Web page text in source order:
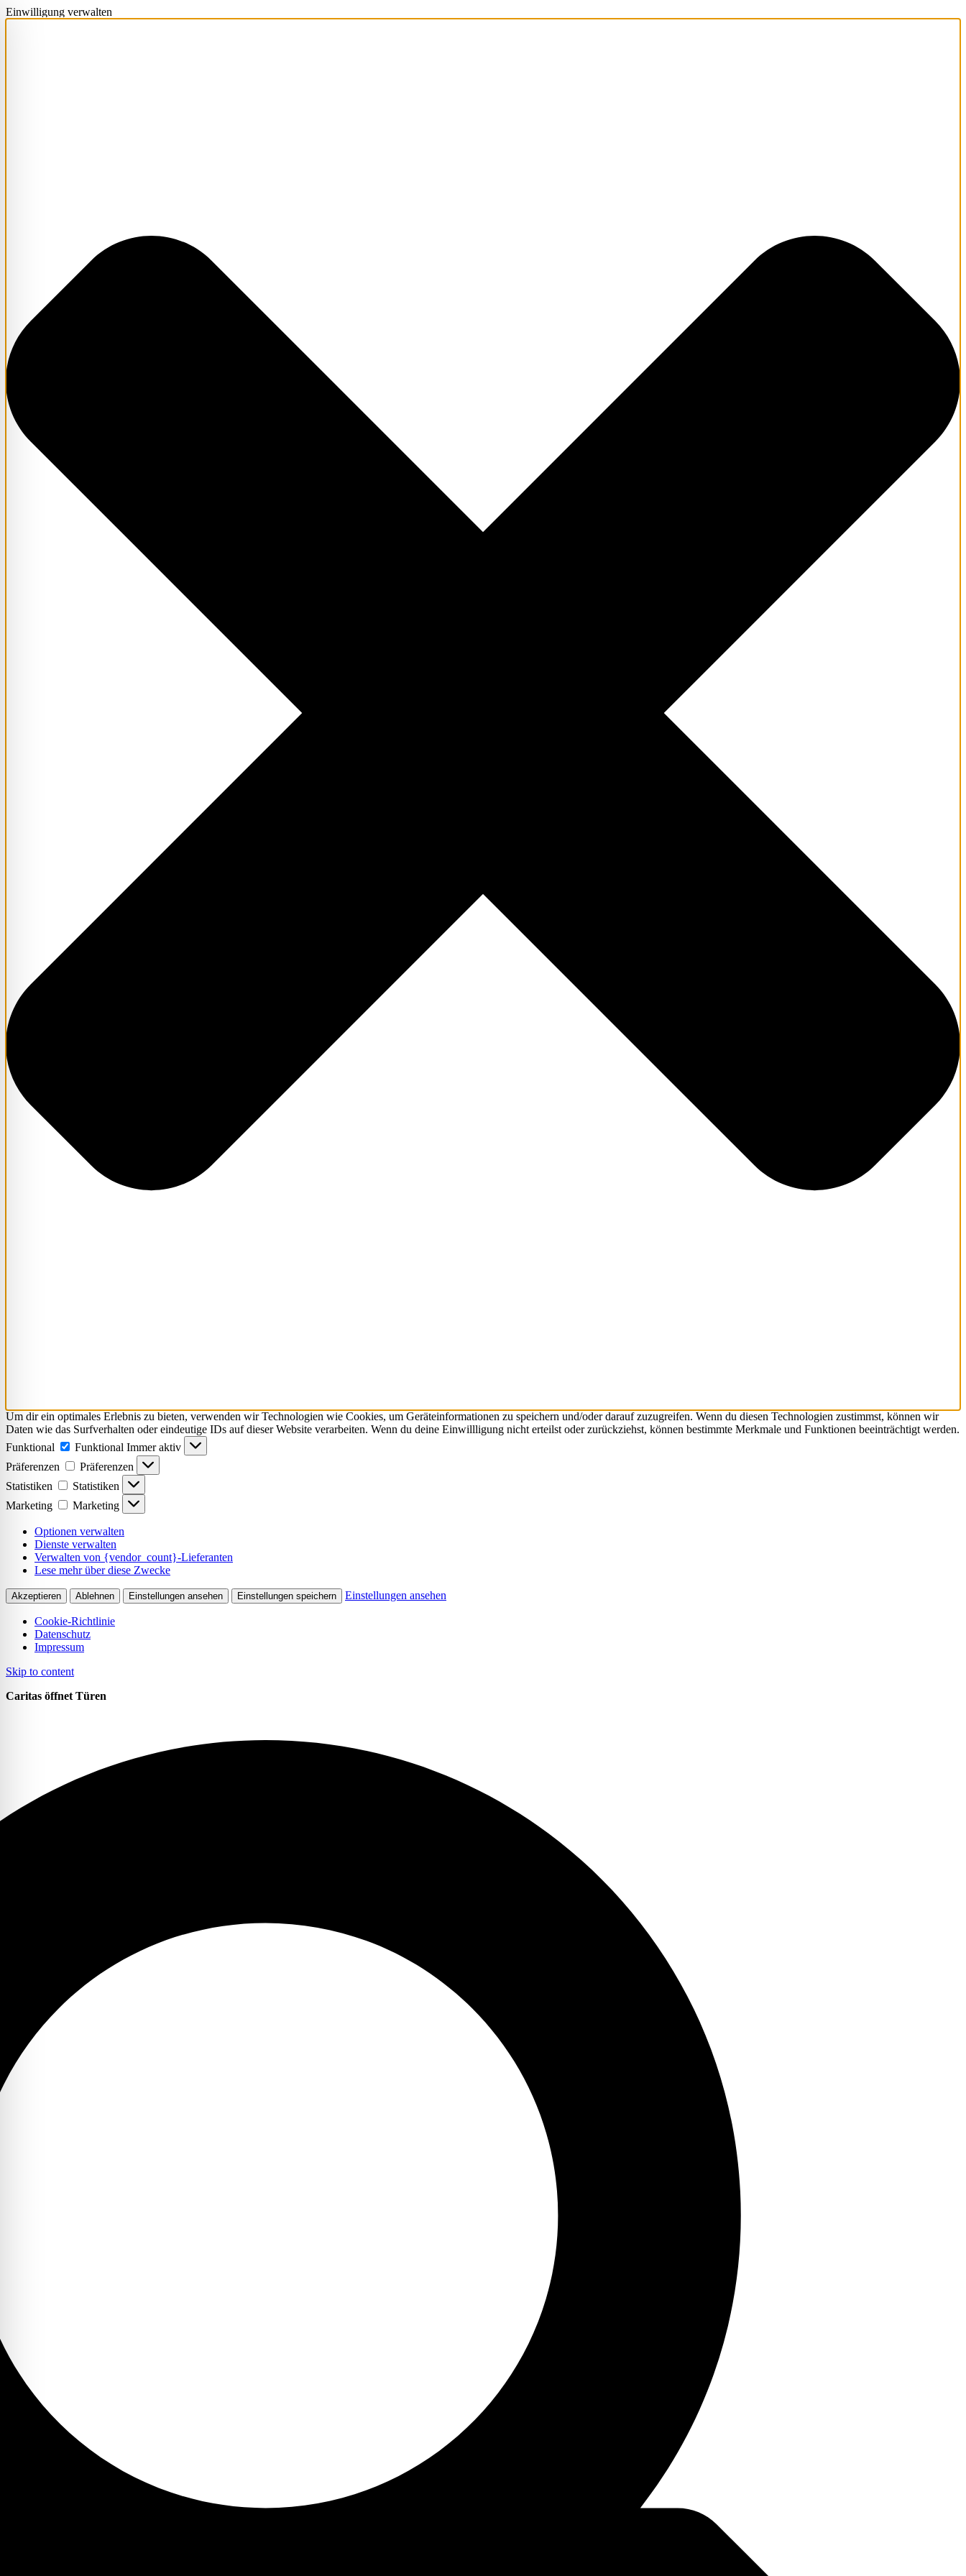
Einwilligung verwalten
Um dir ein optimales Erlebnis zu bieten, verwenden wir Technologien wie Cookies, um Geräteinformationen zu speichern und/oder darauf zuzugreifen. Wenn du diesen Technologien zustimmst, können wir
Daten wie das Surfverhalten oder eindeutige IDs auf dieser Website verarbeiten. Wenn du deine Einwillligung nicht erteilst oder zurückziehst, können bestimmte Merkmale und Funktionen beeinträchtigt werden.
Funktional
Funktional Immer aktiv
Präferenzen
Präferenzen
Statistiken
Statistiken
Marketing
Marketing
Optionen verwalten
Dienste verwalten
Verwalten von {vendor_count}-Lieferanten
Lese mehr über diese Zwecke
Akzeptieren Ablehnen Einstellungen ansehen Einstellungen speichern Einstellungen ansehen
Cookie-Richtlinie
Datenschutz
Impressum
Skip to content
Caritas öffnet Türen